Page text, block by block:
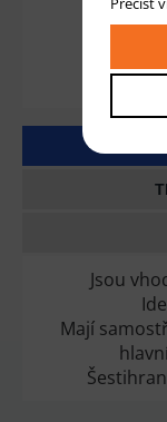
Jsou
Mají